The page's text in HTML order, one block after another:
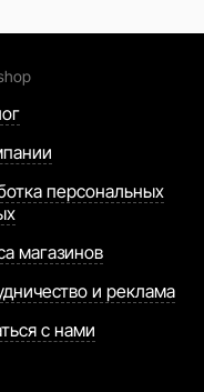
персональных
магазинов
и реклама
с нами